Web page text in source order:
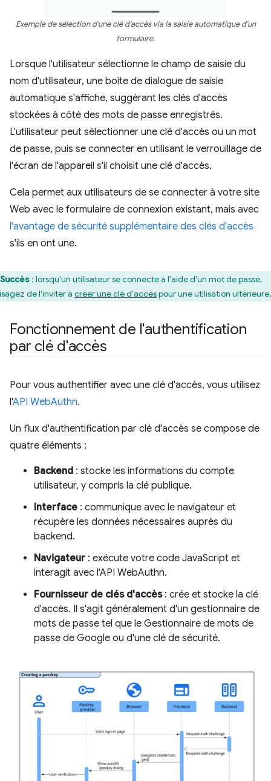
Exemple de sélection d'une clé d'accès via la saisie automatique d'un
formulaire.
Lorsque l'utilisateur sélectionne le champ de saisie du
nom d'utilisateur, une boîte de dialogue de saisie
automatique s'affiche, suggérant les clés d'accès
stockées à côté des mots de passe enregistrés.
L'utilisateur peut sélectionner une clé d'accès ou un mot
de passe, puis se connecter en utilisant le verrouillage de
l'écran de l'appareil s'il choisit une clé d'accès.
Cela permet aux utilisateurs de se connecter à votre site
Web avec le formulaire de connexion existant, mais avec
l'avantage de sécurité supplémentaire des clés d'accès
s'ils en ont une.
Succès : lorsqu'un utilisateur se connecte à l'aide d'un mot de passe,
de l'inviter à créer une clé d'accèspour une utilisation ultérieure.
Fonctionnement de l'authentification
par clé d'accès
Pour vous authentifier avec une clé d'accès, vous utilisez
l'API WebAuthn.
Un flux d'authentification par clé d'accès se compose de
quatre éléments :
Backend : stocke les informations du compte
utilisateur, y compris la clé publique.
Interface : communique avec le navigateur et
récupère les données nécessaires auprès du
backend.
Navigateur : exécute votre code JavaScript et
interagit avec l'API WebAuthn.
Fournisseur de clés d'accès: crée et stocke la clé
d'accès. Il s'agit généralement d'un gestionnaire de
mots de passe tel que le Gestionnaire de mots de
passe de Google ou d'une clé de sécurité.